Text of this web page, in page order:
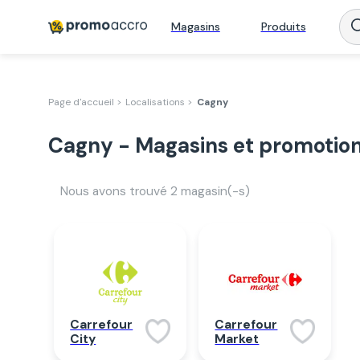
Magasins Produits
Page d'accueil > Localisations > Cagny
Cagny - Magasins et
Nous avons trouvé 2 magasin(-s)
Carrefour
City
Carrefour
Market